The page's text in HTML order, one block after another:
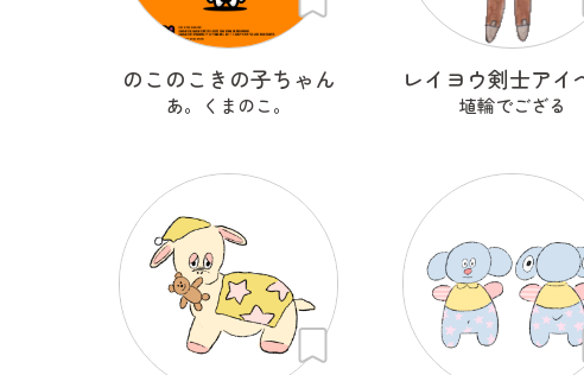
のこのこきの子ちゃん
あ。くまのこ。 埴輪でござる